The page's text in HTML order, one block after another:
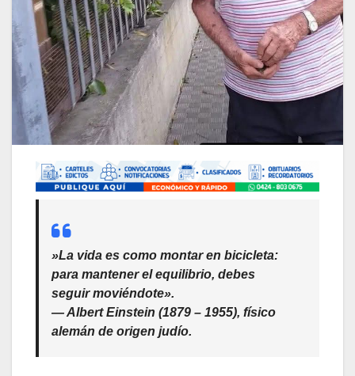
​»La vida es como montar en bicicleta:
para mantener el equilibrio, debes
seguir moviéndote».
—Albert Einstein (1879 – 1955), físico
alemán de origen judío.